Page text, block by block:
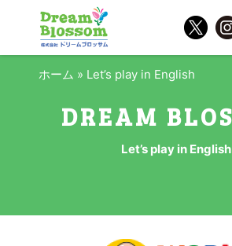
ホーム » Let’s play in English
Let’s play in English